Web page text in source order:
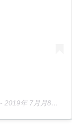
- 2019年 7月月8日午後6時37分PDT